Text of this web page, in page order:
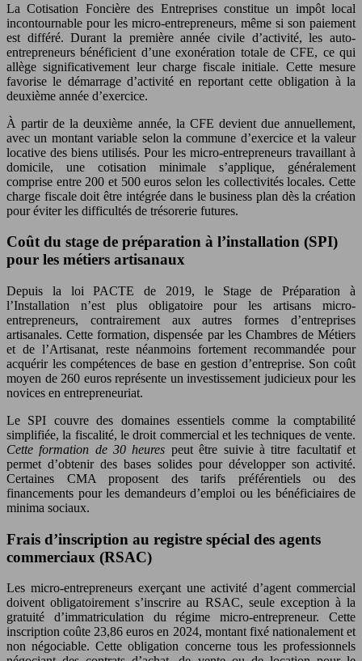
La Cotisation Foncière des Entreprises constitue un impôt local
incontournable pour les micro-entrepreneurs, même si son paiement
est différé. Durant la première année civile d’activité, les auto-
entrepreneurs bénéficient d’une exonération totale de CFE, ce qui
allège significativement leur charge fiscale initiale. Cette mesure
favorise le démarrage d’activité en reportant cette obligation à la
deuxième année d’exercice.
À partir de la deuxième année, la CFE devient due annuellement,
avec un montant variable selon la commune d’exercice et la valeur
locative des biens utilisés. Pour les micro-entrepreneurs travaillant à
domicile, une cotisation minimale s’applique, généralement
comprise entre 200 et 500 euros selon les collectivités locales. Cette
charge fiscale doit être intégrée dans le business plan dès la création
pour éviter les difficultés de trésorerie futures.
Coût du stage de préparation à l’installation (SPI)
pour les métiers artisanaux
Depuis la loi PACTE de 2019, le Stage de Préparation à
l’Installation n’est plus obligatoire pour les artisans micro-
entrepreneurs, contrairement aux autres formes d’entreprises
artisanales. Cette formation, dispensée par les Chambres de Métiers
et de l’Artisanat, reste néanmoins fortement recommandée pour
acquérir les compétences de base en gestion d’entreprise. Son coût
moyen de 260 euros représente un investissement judicieux pour les
novices en entrepreneuriat.
Le SPI couvre des domaines essentiels comme la comptabilité
simplifiée, la fiscalité, le droit commercial et les techniques de vente.
Cette formation de 30 heures peut être suivie à titre facultatif et
permet d’obtenir des bases solides pour développer son activité.
Certaines CMA proposent des tarifs préférentiels ou des
financements pour les demandeurs d’emploi ou les bénéficiaires de
minima sociaux.
Frais d’inscription au registre spécial des agents
commerciaux (RSAC)
Les micro-entrepreneurs exerçant une activité d’agent commercial
doivent obligatoirement s’inscrire au RSAC, seule exception à la
gratuité d’immatriculation du régime micro-entrepreneur. Cette
inscription coûte 23,86 euros en 2024, montant fixé nationalement et
non négociable. Cette obligation concerne tous les professionnels